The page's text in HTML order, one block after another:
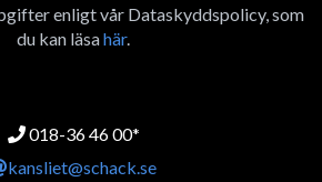
enligt vår Dataskyddspolicy, som
du kan läsahär.
018-36 46 00*
kansliet@schack.se